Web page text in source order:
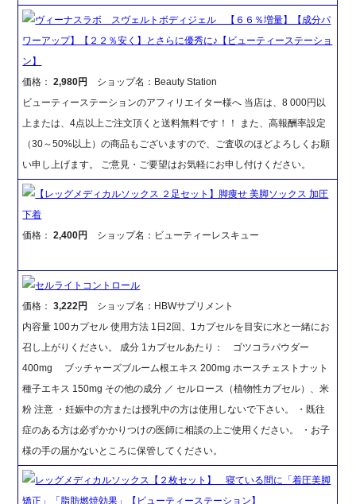
ヴィーナスラボ スヴェルトボディジェル 【６６％増量】【成分パ
ワーアップ】【２２％安く】とさらに優秀に♪【ビューティーステーショ
ン】
価格：2,980円
ショップ名：Beauty Station
ビューティーステーションのアフィリエイター様へ 当店は、8 000円以
上または、4点以上ご注文頂くと送料無料です！！ また、高報酬率設定
（30～50%以上）の商品もございますので、ご査収のほどよろしくお願
い申し上げます。 ご意見・ご要望はお気軽にお申し付けください。
【レッグメディカルソックス ２足セット】脚痩せ 美脚ソックス 加圧
下着
価格：2,400円 ショップ名：ビューティーレスキュー
セルライトコントロール
価格：3,222円
ショップ名：HBWサプリメント
内容量 100カプセル 使用方法 1日2回、1カプセルを目安に水と一緒にお
召し上がりください。 成分 1カプセルあたり： ゴツコラパウダー
400mg ブッチャーズブルーム根エキス 200mg ホースチェストナット
種子エキス 150mg その他の成分 ／ セルロース（植物性カプセル）、米
粉 注意 ・妊娠中の方または授乳中の方は使用しないで下さい。 ・既往
症のある方は必ずかかりつけの医師に相談の上ご使用ください。 ・お子
様の手の届かないところに保管してください。
レッグメディカルソックス【２枚セット】 寝ている間に「着圧美脚
矯正」「脂肪燃焼効果」【ビューティーステーション】